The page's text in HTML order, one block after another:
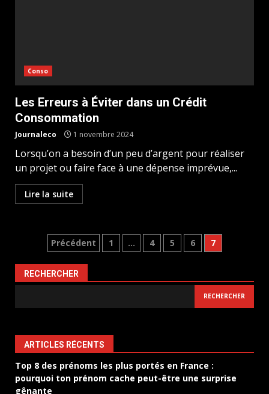
Conso
Les Erreurs à Éviter dans un Crédit
Consommation
Journaleco 1 novembre 2024
Lorsqu’on a besoin d’un peu d’argent pour réaliser
un projet ou faire face à une dépense imprévue,...
Lire la suite
Pagination
des
publications
Précédent 1 … 4 5 6 7
RECHERCHER
RECHERCHER
ARTICLES RÉCENTS
Top 8 des prénoms les plus portés en France :
pourquoi ton prénom cache peut-être une surprise
gênante